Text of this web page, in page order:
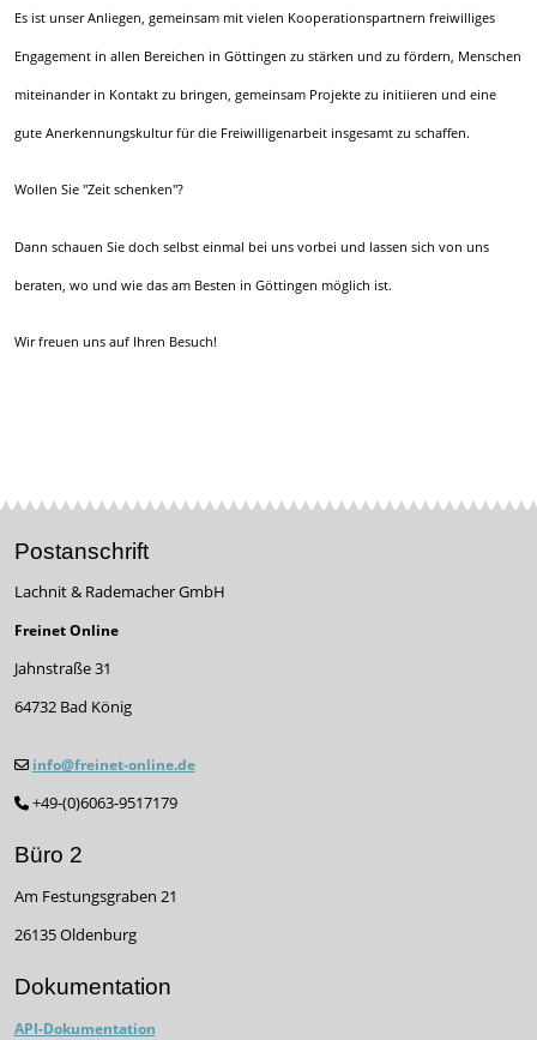
Es ist unser Anliegen, gemeinsam mit vielen Kooperationspartnern freiwilliges
Engagement in allen Bereichen in Göttingen zu stärken und zu fördern, Menschen
miteinander in Kontakt zu bringen, gemeinsam Projekte zu initiieren und eine
gute Anerkennungskultur für die Freiwilligenarbeit insgesamt zu schaffen.
Wollen Sie "Zeit schenken"?
Dann schauen Sie doch selbst einmal bei uns vorbei und lassen sich von uns
beraten, wo und wie das am Besten in Göttingen möglich ist.
Wir freuen uns auf Ihren Besuch!
Postanschrift
Lachnit & Rademacher GmbH
Freinet Online
Jahnstraße 31
64732 Bad König
info@freinet-online.de
+49-(0)6063-9517179
Büro 2
Am Festungsgraben 21
26135 Oldenburg
Dokumentation
API-Dokumentation